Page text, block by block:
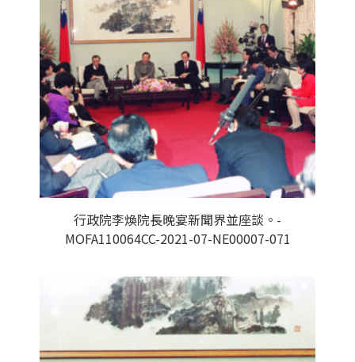
行政院李煥院長晚宴新聞界並座談。-
MOFA110064CC-2021-07-NE00007-071